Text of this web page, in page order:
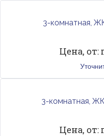
3-комнатная,
Цена, от:
3-комнатная,
Цена, от: